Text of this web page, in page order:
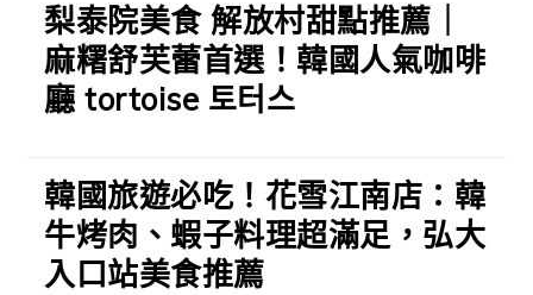
梨泰院美食 解放村甜點推薦｜
麻糬舒芙蕾首選！韓國人氣咖啡
廳 tortoise 토터스
韓國旅遊必吃！花雪江南店：韓
牛烤肉、蝦子料理超滿足，弘大
入口站美食推薦